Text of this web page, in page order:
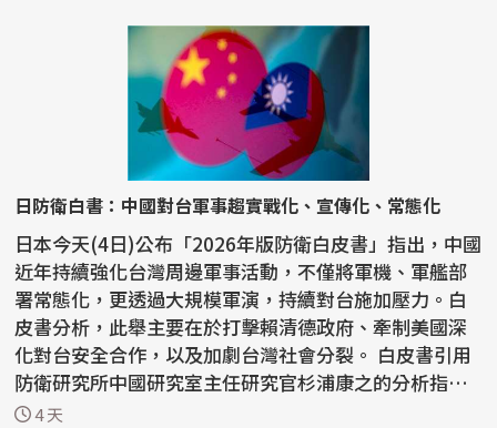
日防衛白書：中國對台軍事趨實戰化、宣傳化、常態化
日本今天(4日)公布「2026年版防衛白皮書」指出，中國
近年持續強化台灣周邊軍事活動，不僅將軍機、軍艦部
署常態化，更透過大規模軍演，持續對台施加壓力。白
皮書分析，此舉主要在於打擊賴清德政府、牽制美國深
化對台安全合作，以及加劇台灣社會分裂。 白皮書引用
防衛研究所中國研究室主任研究官杉浦康之的分析指
出，中...
4 天